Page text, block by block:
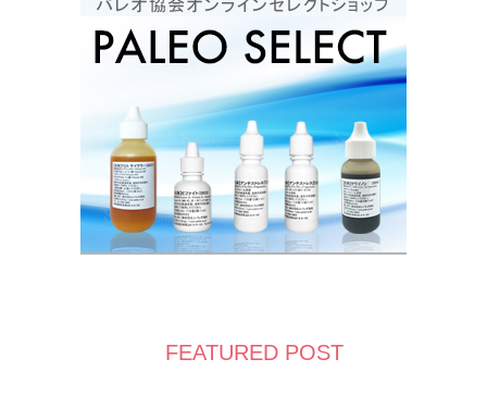
FEATURED POST